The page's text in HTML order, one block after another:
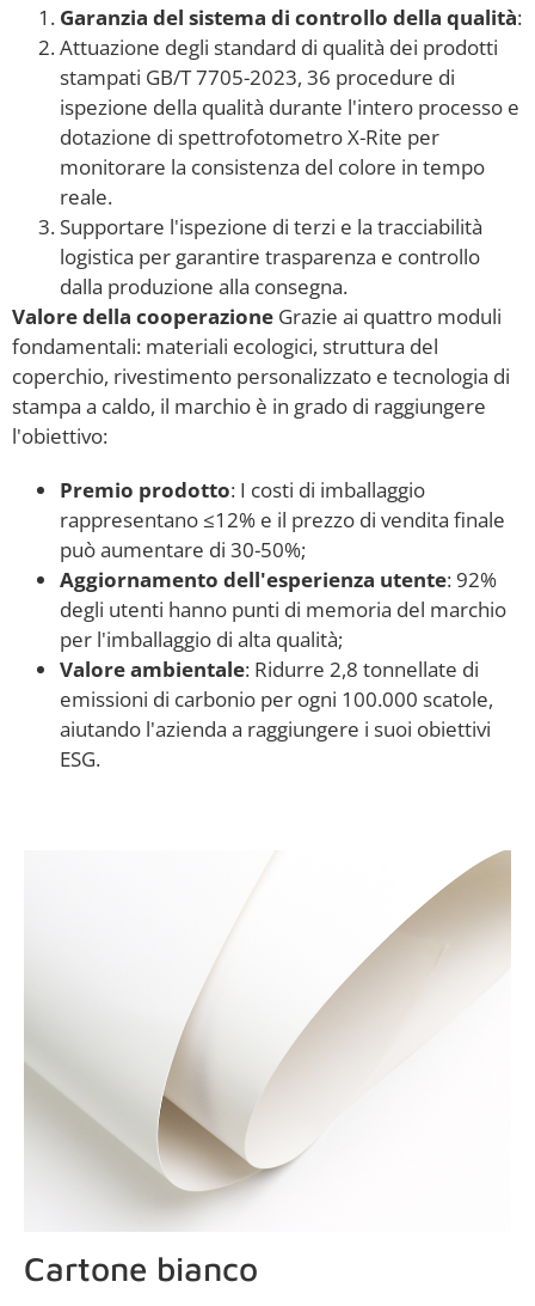
Garanzia del sistema di controllo della qualità:
Attuazione degli standard di qualità dei prodotti
stampati GB/T 7705-2023, 36 procedure di
ispezione della qualità durante l'intero processo e
dotazione di spettrofotometro X-Rite per
monitorare la consistenza del colore in tempo
reale.
Supportare l'ispezione di terzi e la tracciabilità
logistica per garantire trasparenza e controllo
dalla produzione alla consegna.
Valore della cooperazione Grazie ai quattro moduli
fondamentali: materiali ecologici, struttura del
coperchio, rivestimento personalizzato e tecnologia di
stampa a caldo, il marchio è in grado di raggiungere
l'obiettivo:
Premio prodotto: I costi di imballaggio
rappresentano ≤12% e il prezzo di vendita finale
può aumentare di 30-50%;
Aggiornamento dell'esperienza utente: 92%
degli utenti hanno punti di memoria del marchio
per l'imballaggio di alta qualità;
Valore ambientale: Ridurre 2,8 tonnellate di
emissioni di carbonio per ogni 100.000 scatole,
aiutando l'azienda a raggiungere i suoi obiettivi
ESG.
Cartone bianco